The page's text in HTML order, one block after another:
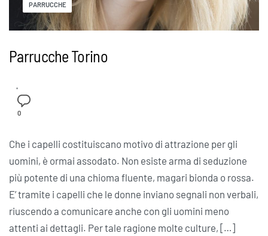
PARRUCCHE
Parrucche Torino
0
Che i capelli costituiscano motivo di attrazione per gli
uomini, è ormai assodato. Non esiste arma di seduzione
più potente di una chioma fluente, magari bionda o rossa.
E’ tramite i capelli che le donne inviano segnali non verbali,
riuscendo a comunicare anche con gli uomini meno
attenti ai dettagli. Per tale ragione molte culture, […]